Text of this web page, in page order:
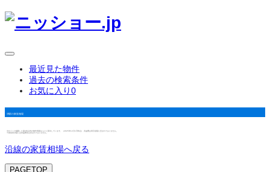
最近見た物件
過去の検索条件
お気に入り0
津駅の家賃相場
当サイトで掲載した築3年以内の物件情報をもとに算出しています。（2025年12月1日時点） 共益費は表示金額に含まれておりません。
※家賃表示額には共益費等は含まれておりません。
沿線の家賃相場へ戻る
PAGETOP